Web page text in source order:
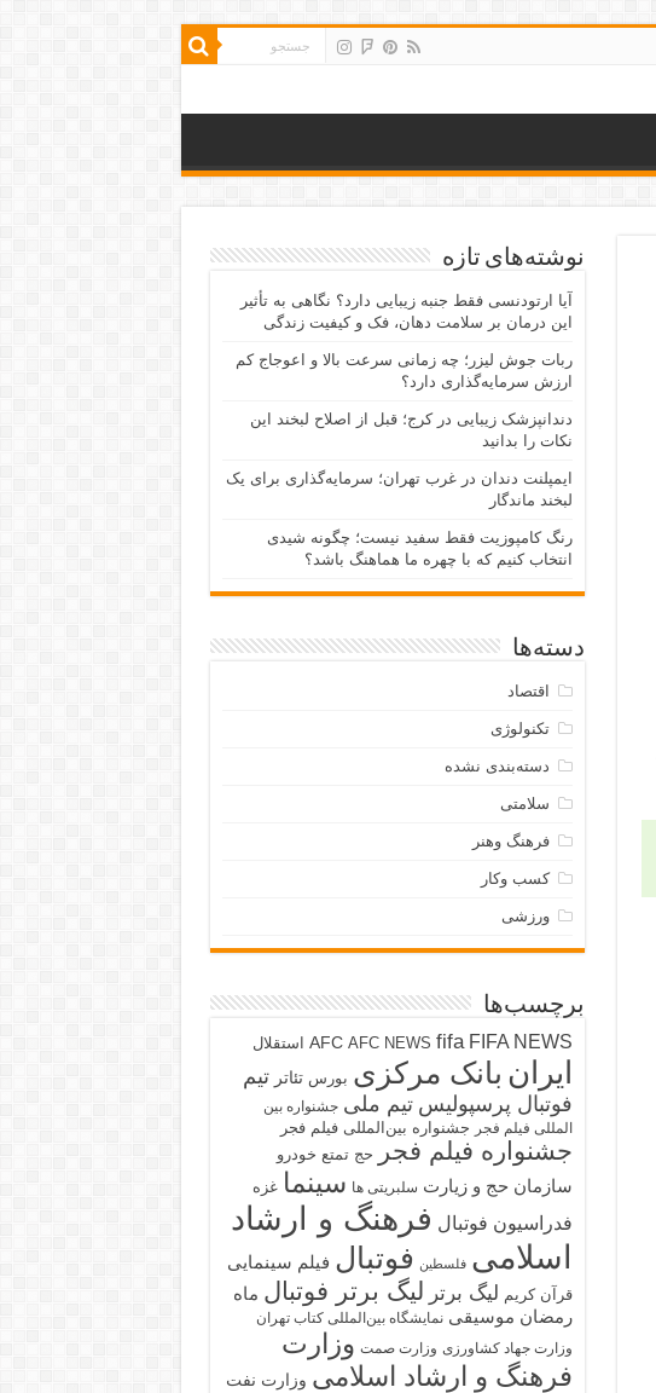
نوشته‌های تازه
آیا ارتودنسی فقط جنبه زیبایی دارد؟ نگاهی به تأثیر
این درمان بر سلامت دهان، فک و کیفیت زندگی
ربات جوش لیزر؛ چه زمانی سرعت بالا و اعوجاج کم
ارزش سرمایه‌گذاری دارد؟
دندانپزشک زیبایی در کرج؛ قبل از اصلاح لبخند این
نکات را بدانید
ایمپلنت دندان در غرب تهران؛ سرمایه‌گذاری برای یک
لبخند ماندگار
رنگ کامپوزیت فقط سفید نیست؛ چگونه شیدی
انتخاب کنیم که با چهره ما هماهنگ باشد؟
دسته‌ها
اقتصاد
تکنولوژی
دسته‌بندی نشده
سلامتی
فرهنگ وهنر
کسب وکار
ورزشی
برچسب‌ها
AFC AFC NEWS fifa FIFA NEWS استقلال
ایران بانک مرکزی بورس تئاتر تیم
فوتبال پرسپولیس تیم ملی جشنواره بین
المللی فیلم فجر جشنواره بین‌المللی فیلم فجر
جشنواره فیلم فجر حج تمتع خودرو
سازمان حج و زیارت سلبریتی ها سینما غزه
فدراسیون فوتبال فرهنگ و ارشاد
اسلامی فلسطین فوتبال فیلم سینمایی
قرآن کریم لیگ برتر لیگ برتر فوتبال ماه
رمضان موسیقی نمایشگاه بین‌المللی کتاب تهران
وزارت جهاد کشاورزی وزارت صمت وزارت
فرهنگ و ارشاد اسلامی وزارت نفت